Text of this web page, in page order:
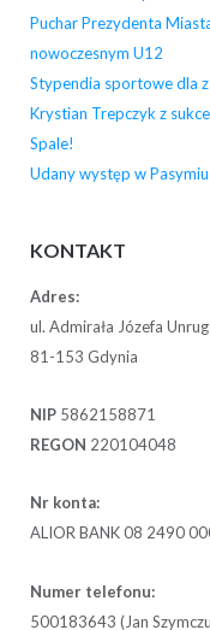
Puchar Prezydenta
nowoczesnym U12
Stypendia sportowe dla
Krystian Trepczyk z
Spale!
Udany występ w
KONTAKT
Adres:
ul. Admirała Józefa
81-153 Gdynia
NIP 5862158871
REGON 220104048
Nr konta:
ALIOR BANK 08 2490
Numer telefonu:
500183643 (Jan